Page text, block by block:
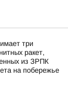
три
ракет,
из ЗРПК
на побережье